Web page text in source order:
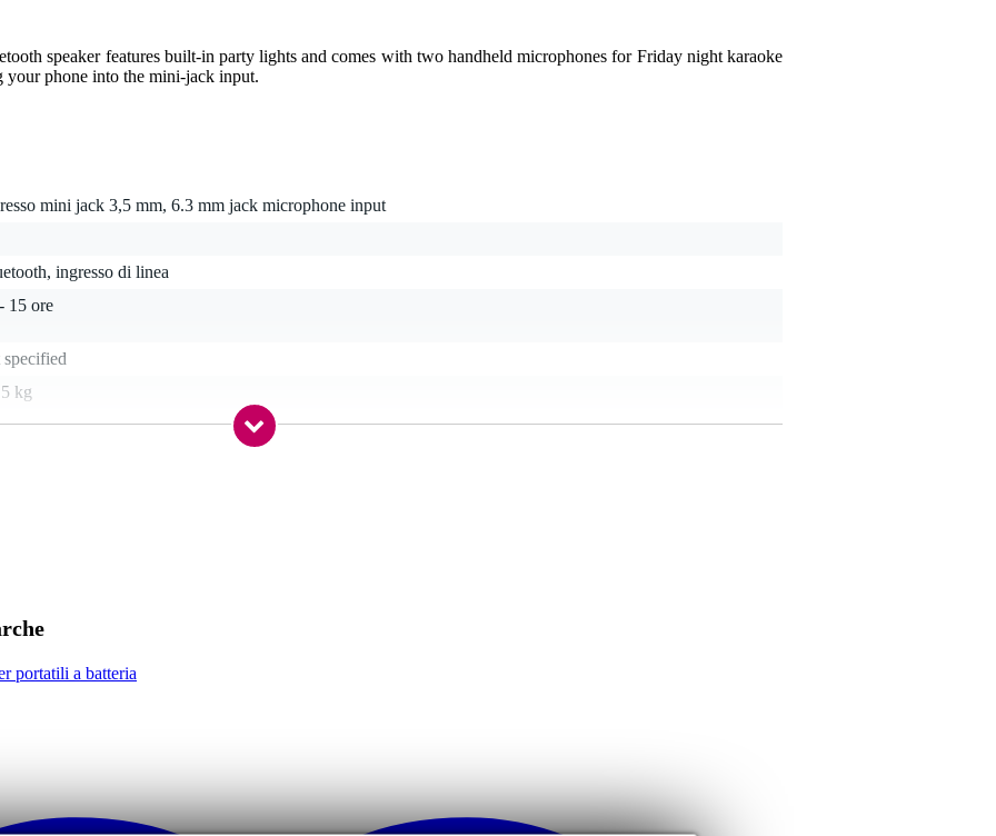
speaker features built-in party lights and comes with two handheld microphones for Friday night karaoke
your phone into the mini-jack input.
mini jack 3,5 mm, 6.3 mm jack microphone input
ingresso di linea
15 ore
specified
kg
portatili a batteria